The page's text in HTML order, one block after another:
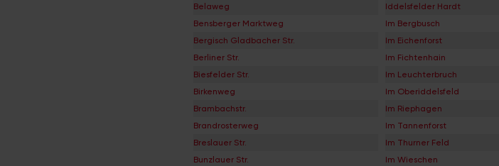
Belaweg
Bensberger Marktweg
Bergisch Gladbacher Str.
Berliner Str.
Biesfelder Str.
Birkenweg
Brambachstr.
Brandrosterweg
Breslauer Str.
Bunzlauer Str.
Iddelsfelder Hardt
Im Bergbusch
Im Eichenforst
Im Fichtenhain
Im Leuchterbruch
Im Oberiddelsfeld
Im Riephagen
Im Tannenforst
Im Thurner Feld
Im Wieschen